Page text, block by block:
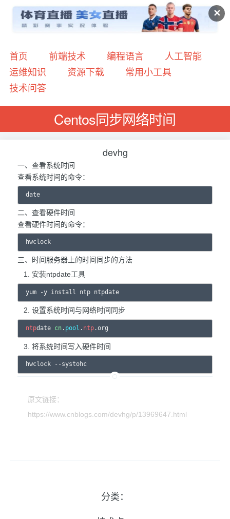
✕
首页 前端技术 编程语言
人工智能
运维知识
资源下载
常用小工具
技术问答
Centos同步网络时间
devhg
一、查看系统时间
查看系统时间的命令：
二、查看硬件时间
查看硬件时间的命令：
三、时间服务器上的时间同步的方法
安装ntpdate工具
设置系统时间与网络时间同步
ntpdate cn. pool . ntp
将系统时间写入硬件时间
原文链接：
https://www.cnblogs.com/devhg/p/13969647.html
分类：